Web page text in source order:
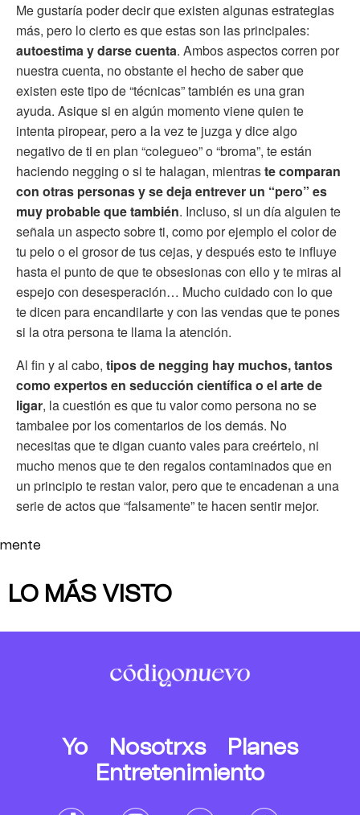
Me gustaría poder decir que existen algunas estrategias
más, pero lo cierto es que estas son las principales:
autoestima y darse cuenta. Ambos aspectos corren por
nuestra cuenta, no obstante el hecho de saber que
existen este tipo de “técnicas” también es una gran
ayuda. Asique si en algún momento viene quien te
intenta piropear, pero a la vez te juzga y dice algo
negativo de ti en plan “colegueo” o “broma”, te están
haciendo negging o si te halagan, mientraste comparan
con otras personas y se deja entrever un “pero” es
muy probable que también. Incluso, si un día alguien te
señala un aspecto sobre ti, como por ejemplo el color de
tu pelo o el grosor de tus cejas, y después esto te influye
hasta el punto de que te obsesionas con ello y te miras al
espejo con desesperación… Mucho cuidado con lo que
te dicen para encandilarte y con las vendas que te pones
si la otra persona te llama la atención.
Al fin y al cabo, tipos de negging hay muchos, tantos
como expertos en seducción científica o el arte de
ligar, la cuestión es que tu valor como persona no se
tambalee por los comentarios de los demás. No
necesitas que te digan cuanto vales para creértelo, ni
mucho menos que te den regalos contaminados que en
un principio te restan valor, pero que te encadenan a una
serie de actos que “falsamente” te hacen sentir mejor.
mente
LO MÁS VISTO
Yo Nosotrxs
Planes
Entretenimiento